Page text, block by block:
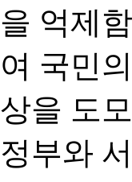
을 억제
여 국민
상을 도
정부와